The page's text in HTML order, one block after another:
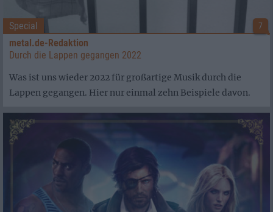
Special
metal.de-Redaktion
Durch die Lappen gegangen 2022
Was ist uns wieder 2022 für großartige Musik durch die
Lappen gegangen. Hier nur einmal zehn Beispiele davon.
7